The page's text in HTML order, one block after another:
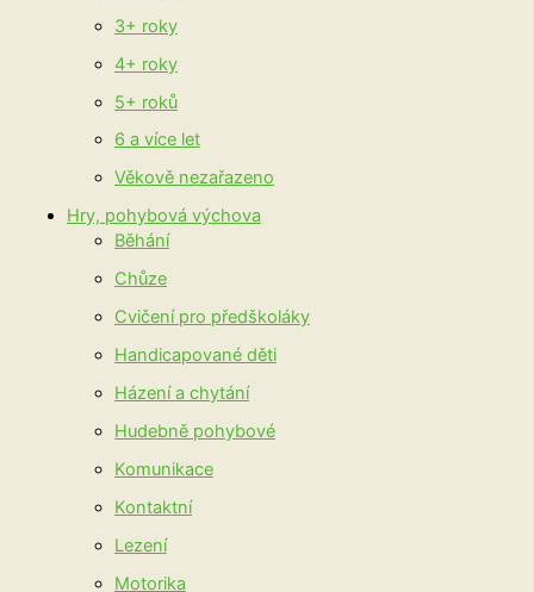
3+ roky
4+ roky
5+ roků
6 a více let
Věkově nezařazeno
Hry, pohybová výchova
Běhání
Chůze
Cvičení pro předškoláky
Handicapované děti
Házení a chytání
Hudebně pohybové
Komunikace
Kontaktní
Lezení
Motorika